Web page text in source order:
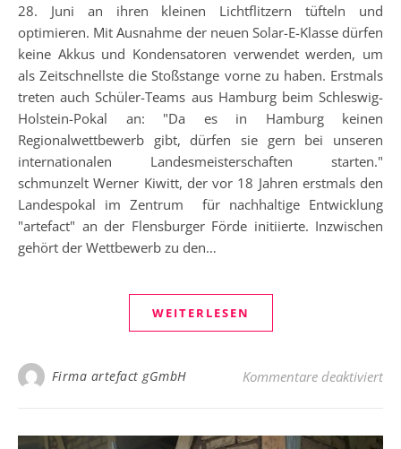
28. Juni an ihren kleinen Lichtflitzern tüfteln und
optimieren. Mit Ausnahme der neuen Solar-E-Klasse dürfen
keine Akkus und Kondensatoren verwendet werden, um
als Zeitschnellste die Stoßstange vorne zu haben. Erstmals
treten auch Schüler-Teams aus Hamburg beim Schleswig-
Holstein-Pokal an: "Da es in Hamburg keinen
Regionalwettbewerb gibt, dürfen sie gern bei unseren
internationalen Landesmeisterschaften starten."
schmunzelt Werner Kiwitt, der vor 18 Jahren erstmals den
Landespokal im Zentrum für nachhaltige Entwicklung
"artefact" an der Flensburger Förde initiierte. Inzwischen
gehört der Wettbewerb zu den…
WEITERLESEN
Firma artefact gGmbH Kommentare deaktiviertfür